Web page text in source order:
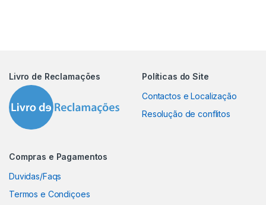
Livro de Reclamações
Políticas do Site
Contactos e Localização
Resolução de conflitos
Compras e Pagamentos
Duvidas/Faqs
Termos e Condiçoes